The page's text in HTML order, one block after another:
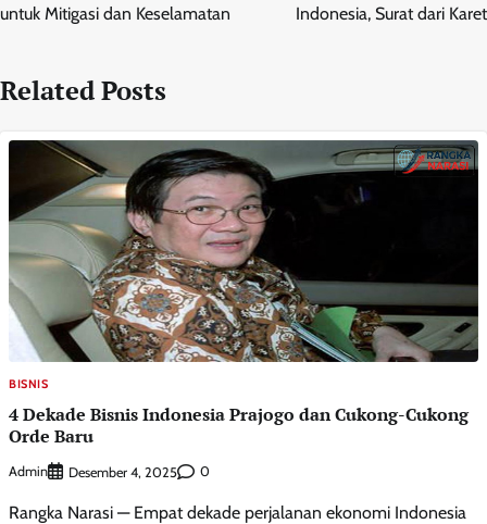
untuk Mitigasi dan Keselamatan
Indonesia, Surat dari Karet
Related Posts
BISNIS
4 Dekade Bisnis Indonesia Prajogo dan Cukong-Cukong
Orde Baru
Admin Desember 4, 2025 0
Rangka Narasi — Empat dekade perjalanan ekonomi Indonesia